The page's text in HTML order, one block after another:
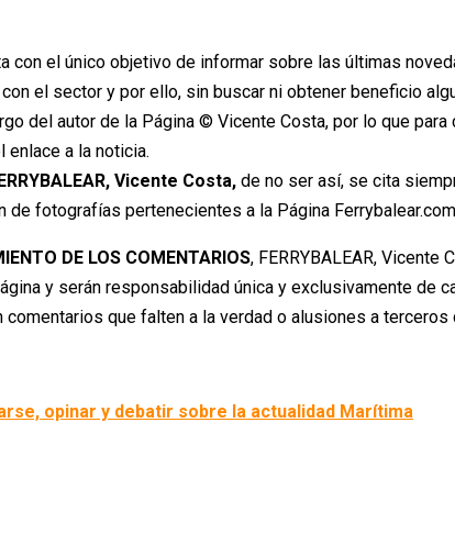
con el único objetivo de informar sobre las últimas
el sector y por ello, sin buscar ni obtener beneficio
del autor de la Página © Vicente Costa, por lo que
enlace a la noticia.
Vicente Costa, de no ser así, se cita
de fotografías pertenecientes a la Página Ferrybalear.com
DE LOS COMENTARIOS, FERRYBALEAR,
y serán responsabilidad única y exclusivamente
comentarios que falten a la verdad o alusiones a
opinar y debatir sobre la actualidad Marítima